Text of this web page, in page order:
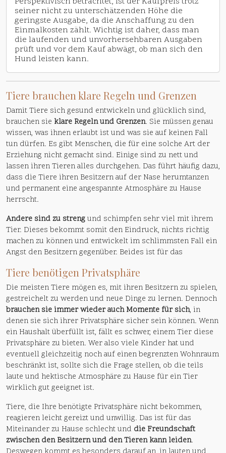
seiner nicht zu unterschätzenden Höhe die
geringste Ausgabe, da die Anschaffung zu den
Einmalkosten zählt. Wichtig ist daher, dass man
die laufenden und unvorhersehbaren Ausgaben
prüft und vor dem Kauf abwägt, ob man sich den
Hund leisten kann.
Tiere brauchen klare Regeln und Grenzen
Damit Tiere sich gesund entwickeln und glücklich sind,
brauchen sie klare Regeln und Grenzen. Sie müssen genau
wissen, was ihnen erlaubt ist und was sie auf keinen Fall
tun dürfen. Es gibt Menschen, die für eine solche Art der
Erziehung nicht gemacht sind. Einige sind zu nett und
lassen ihren Tieren alles durchgehen. Das führt häufig dazu,
dass die Tiere ihren Besitzern auf der Nase herumtanzen
und permanent eine angespannte Atmosphäre zu Hause
herrscht.
Andere sind zu strengund schimpfen sehr viel mit ihrem
Tier. Dieses bekommt somit den Eindruck, nichts richtig
machen zu können und entwickelt im schlimmsten Fall ein
Angst den Besitzern gegenüber. Beides ist für das
Tiere benötigen Privatsphäre
Die meisten Tiere mögen es, mit ihren Besitzern zu spielen,
gestreichelt zu werden und neue Dinge zu lernen. Dennoch
brauchen sie immer wieder auch Momente für sich, in
denen sie sich ihrer Privatsphäre sicher sein können. Wenn
ein Haushalt überfüllt ist, fällt es schwer, einem Tier diese
Privatsphäre zu bieten. Wer also viele Kinder hat und
eventuell gleichzeitig noch auf einen begrenzten Wohnraum
beschränkt ist, sollte sich die Frage stellen, ob die teils
laute und hektische Atmosphäre zu Hause für ein Tier
wirklich gut geeignet ist.
Tiere, die Ihre benötigte Privatsphäre nicht bekommen,
reagieren leicht gereizt und unwillig. Das ist für das
Miteinander zu Hause schlecht und die Freundschaft
zwischen den Besitzern und den Tieren kann leiden.